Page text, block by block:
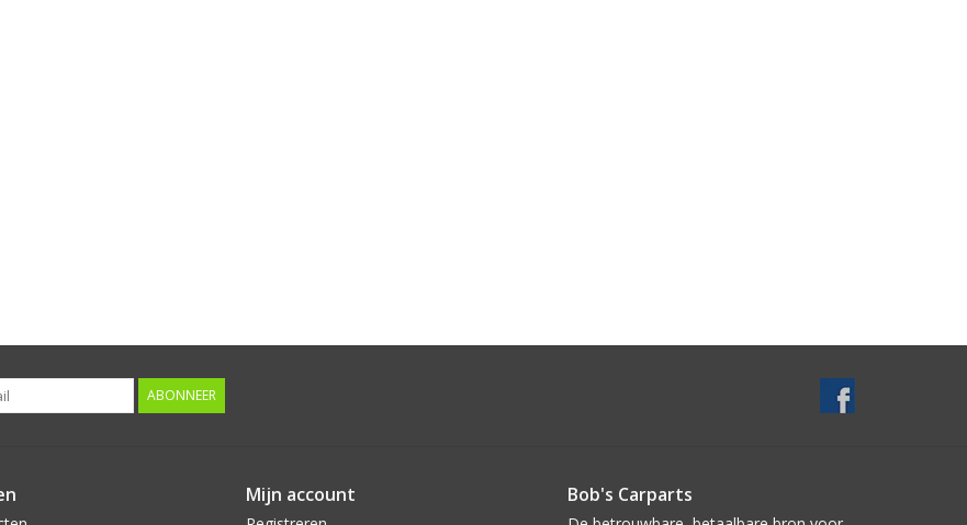
ABONNEER
Mijn account Bob's Carparts